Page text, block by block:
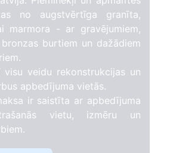
no augstvērtīga granīta,
marmora - ar gravējumiem,
burtiem un dažādiem
visu veidu rekonstrukcijas un
apbedījuma vietās.
ir saistīta ar apbedījuma
vietu, izmēru un